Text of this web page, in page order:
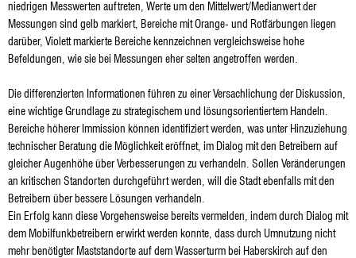
niedrigen Messwerten auftreten, Werte um den Mittelwert/Medianwert der
Messungen sind gelb markiert, Bereiche mit Orange- und Rotfärbungen liegen
darüber, Violett markierte Bereiche kennzeichnen vergleichsweise hohe
Befeldungen, wie sie bei Messungen eher selten angetroffen werden.
Die differenzierten Informationen führen zu einer Versachlichung der Diskussion,
eine wichtige Grundlage zu strategischem und lösungsorientiertem Handeln.
Bereiche höherer Immission können identifiziert werden, was unter Hinzuziehung
technischer Beratung die Möglichkeit eröffnet, im Dialog mit den Betreibern auf
gleicher Augenhöhe über Verbesserungen zu verhandeln. Sollen Veränderungen
an kritischen Standorten durchgeführt werden, will die Stadt ebenfalls mit den
Betreibern über bessere Lösungen verhandeln.
Ein Erfolg kann diese Vorgehensweise bereits vermelden, indem durch Dialog mit
dem Mobilfunkbetreibern erwirkt werden konnte, dass durch Umnutzung nicht
mehr benötigter Maststandorte auf dem Wasserturm bei Haberskirch auf den